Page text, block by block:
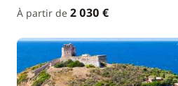
À partir de 2 030 €